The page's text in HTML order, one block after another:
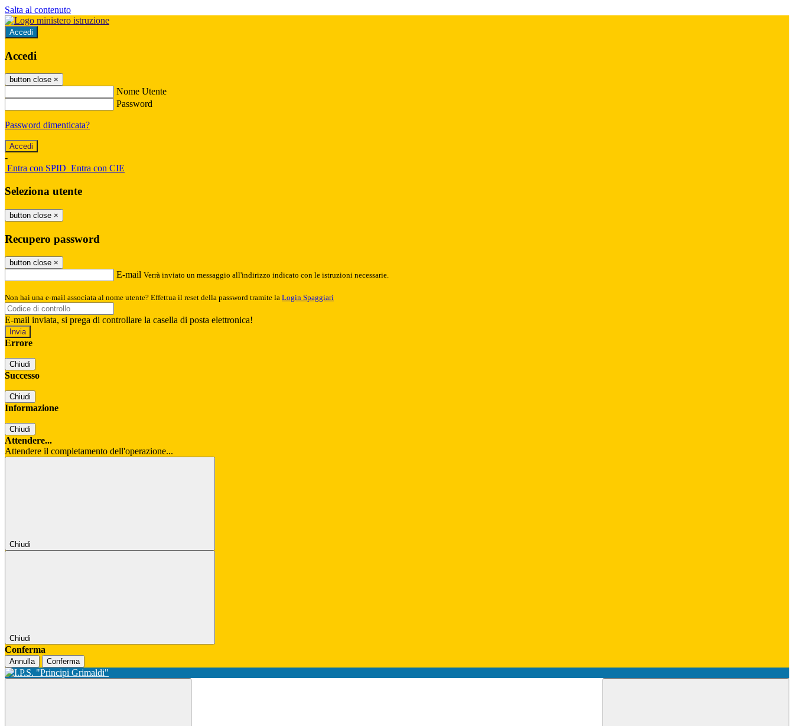
Salta al contenuto
Accedi
Accedi
button close ×
Nome Utente
Password
Password dimenticata?
-
Entra con SPID Entra con CIE
Seleziona utente
button close ×
Recupero password
button close ×
E-mail Verrà inviato un messaggio all'indirizzo indicato con le istruzioni necessarie.
Non hai una e-mail associata al nome utente? Effettua il reset della password tramite la Login Spaggiari
E-mail inviata, si prega di controllare la casella di posta elettronica!
Errore
Chiudi
Successo
Chiudi
Informazione
Chiudi
Attendere...
Attendere il completamento dell'operazione...
Chiudi
Chiudi
Conferma
Annulla Conferma